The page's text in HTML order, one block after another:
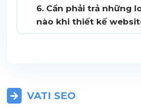
6. Cần phải trả những
nào khi thiết kế
VATI SEO